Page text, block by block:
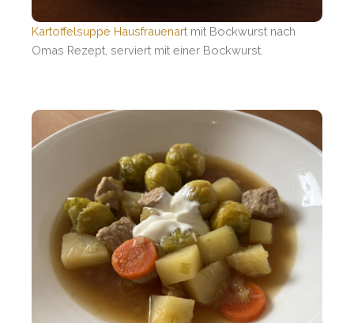
Kartoffelsuppe Hausfrauenart mit Bockwurst nach
Omas Rezept, serviert mit einer Bockwurst.